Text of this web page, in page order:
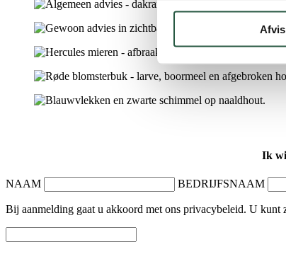
Afvis
Ik
NAAM BEDRIJFSNAAM
Bij aanmelding gaat u akkoord met ons privacybeleid. U kunt